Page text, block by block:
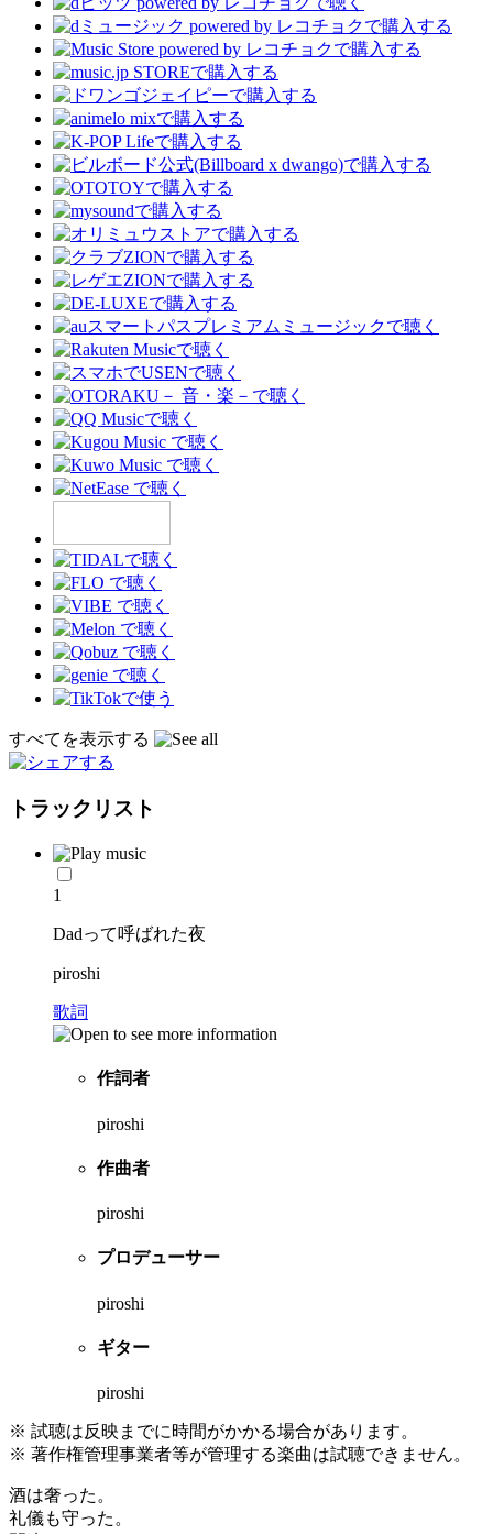
すべてを表示する
トラックリスト
1
Dadって呼ばれた夜
piroshi
歌詞
作詞者
piroshi
作曲者
piroshi
プロデューサー
piroshi
ギター
piroshi
※ 試聴は反映までに時間がかかる場合があります。
※ 著作権管理事業者等が管理する楽曲は試聴できません。
酒は奢った。
礼儀も守った。